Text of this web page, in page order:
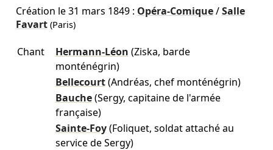
Création le31 mars 1849: Opéra-Comique/Salle
Favart(Paris)
Chant Hermann-Léon (Ziska, barde
monténégrin)
Bellecourt (Andréas, chef monténégrin)
Bauche (Sergy, capitaine de l'armée
française)
Sainte-Foy (Foliquet, soldat attaché au
service de Sergy)